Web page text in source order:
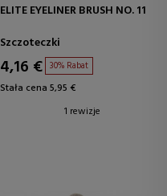
ELITE EYELINER BRUSH NO. 11
Szczoteczki
4,16 € 30% Rabat
Stała cena 5,95 €
1 rewizje